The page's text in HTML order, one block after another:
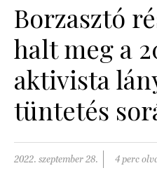
SZÉPSÉG
PÁRKAPCSOLAT
Borzasztó
halt meg a
aktivista
tüntetés
2022. szeptember 28. 4 perc